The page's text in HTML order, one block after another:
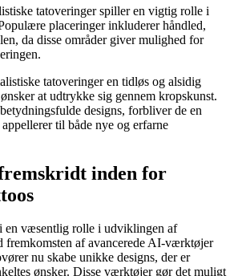
tatoveringer spiller en vigtig rolle i
placeringer inkluderer håndled,
da disse områder giver mulighed for
tatoveringer en tidløs og alsidig
at udtrykke sig gennem kropskunst.
designs, forbliver de en
til både nye og erfarne
inden for
en væsentlig rolle i udviklingen af
fremkomsten af avancerede AI-værktøjer
nu skabe unikke designs, der er
ønsker. Disse værktøjer gør det muligt